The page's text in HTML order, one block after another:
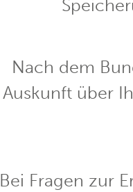
Nach dem
Auskunft über
Bei Fragen zur